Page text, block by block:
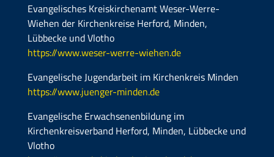
Evangelisches Kreiskirchenamt Weser-Werre-
Wiehen der Kirchenkreise Herford, Minden,
Lübbecke und Vlotho
https://www.weser-werre-wiehen.de
Evangelische Jugendarbeit im Kirchenkreis Minden
https://www.juenger-minden.de
Evangelische Erwachsenenbildung im
Kirchenkreisverband Herford, Minden, Lübbecke und
Vlotho